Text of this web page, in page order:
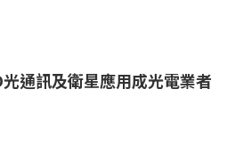
通訊及衛星應用成光電業者